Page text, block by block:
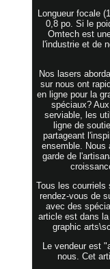
Longueur focale
0,8 po. Si le
Omtech est
l'industrie et de
Nos lasers
sur nous ont
en ligne pour la
spéciaux?
serviable, les
ligne de
partageant
ensemble. Nous
garde de
Tous les courriels
rendez-vous de
avec des
article est dans
graphic
Le vendeur est
nous. Cet